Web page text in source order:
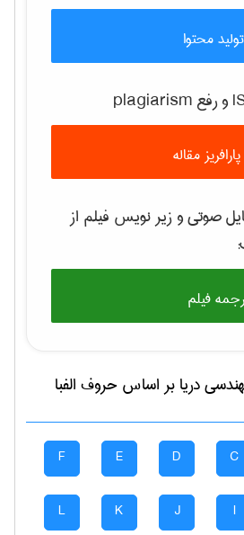
محتوا
مقاله
صوتی و زیر نویس فیلم از
فیلم
دریابر اساس حروف الفبا
C
D
E
F
I
J
K
L